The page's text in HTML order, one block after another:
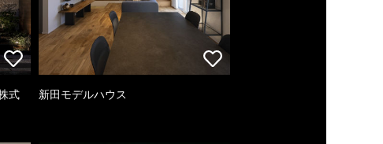
式
新田モデルハウス